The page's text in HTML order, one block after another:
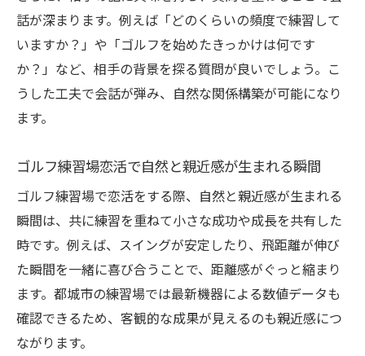
話が深まります。例えば「どのくらいの頻度で練習して
いますか？」や「ゴルフを始めたきっかけは何です
か？」など、相手の背景を探る質問が良いでしょう。こ
うした工夫で会話が弾み、自然な関係構築が可能になり
ます。
ゴルフ練習場恋活で自然と親近感が生まれる瞬間
ゴルフ練習場で恋活をする際、自然と親近感が生まれる
瞬間は、共に練習を重ねて小さな成功や成長を共有した
時です。例えば、スイングが安定したり、飛距離が伸び
た瞬間を一緒に喜び合うことで、距離感がぐっと縮まり
ます。都城市の練習場では最新機器による数値データも
確認できるため、客観的な成果が見えるのも親近感につ
ながります。